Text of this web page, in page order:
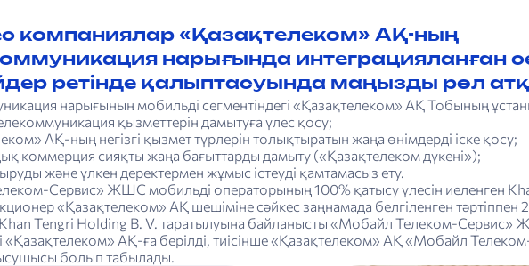
компаниялар «Қазақтелеком» АҚ-ның
нарығында интеграцияланған
ретінде қалыптасуында маңызды рөл
нарығының мобильді сегментіндегі «Қазақтелеком» АҚ Тобының
қызметтерін дамытуға үлес қосу;
АҚ-ның негізгі қызмет түрлерін толықтыратын жаңа өнімдерді іске қосу;
коммерция сияқты жаңа бағыттарды дамыту («Қазақтелеком дүкені»);
және үлкен деректермен жұмыс істеуді қамтамасыз ету.
Сервис» ЖШС мобильді операторының 100% қатысу үлесін иеленген
«Қазақтелеком» АҚ шешіміне сәйкес заңнамада белгіленген тәртіппен
Tengri Holding B. V. таратылуына байланысты «Мобайл Телеком-Сервис»
«Қазақтелеком» АҚ-ға берілді, тиісінше «Қазақтелеком» АҚ «Мобайл
болып табылады.